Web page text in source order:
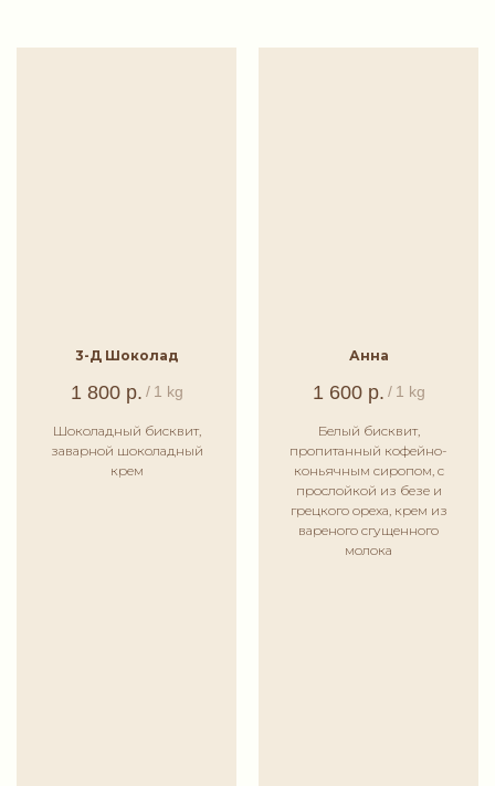
3-Д Шоколад
1 800 р. / 1 kg
Шоколадный бисквит,
заварной шоколадный
крем
Анна
1 600 р. / 1 kg
Белый бисквит,
пропитанный кофейно-
коньячным сиропом, с
прослойкой из безе и
грецкого ореха, крем из
вареного сгущенного
молока